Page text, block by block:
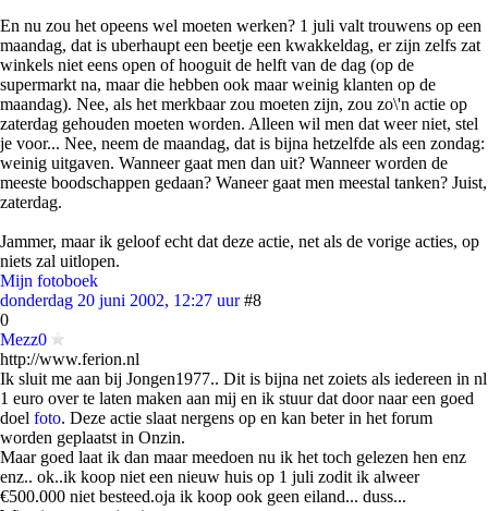
En nu zou het opeens wel moeten werken? 1 juli valt trouwens op een
maandag, dat is uberhaupt een beetje een kwakkeldag, er zijn zelfs zat
winkels niet eens open of hooguit de helft van de dag (op de
supermarkt na, maar die hebben ook maar weinig klanten op de
maandag). Nee, als het merkbaar zou moeten zijn, zou zo\'n actie op
zaterdag gehouden moeten worden. Alleen wil men dat weer niet, stel
je voor... Nee, neem de maandag, dat is bijna hetzelfde als een zondag:
weinig uitgaven. Wanneer gaat men dan uit? Wanneer worden de
meeste boodschappen gedaan? Waneer gaat men meestal tanken? Juist,
zaterdag.
Jammer, maar ik geloof echt dat deze actie, net als de vorige acties, op
niets zal uitlopen.
Mijn fotoboek
donderdag 20 juni 2002, 12:27 uur #8
0
Mezz0
http://www.ferion.nl
Ik sluit me aan bij Jongen1977.. Dit is bijna net zoiets als iedereen in nl
1 euro over te laten maken aan mij en ik stuur dat door naar een goed
doel foto. Deze actie slaat nergens op en kan beter in het forum
worden geplaatst in Onzin.
Maar goed laat ik dan maar meedoen nu ik het toch gelezen hen enz
enz.. ok..ik koop niet een nieuw huis op 1 juli zodit ik alweer
€500.000 niet besteed.oja ik koop ook geen eiland... duss...